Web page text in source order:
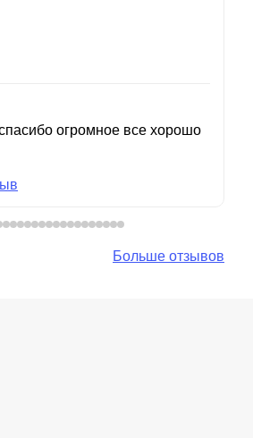
огромное все хорошо
Больше отзывов